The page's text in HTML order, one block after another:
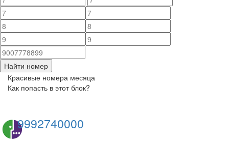
Найти номер
Красивые номера месяца
Как попасть в этот блок?
9992740000